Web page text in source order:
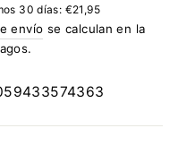
30 días: €21,95
envío se calculan en la